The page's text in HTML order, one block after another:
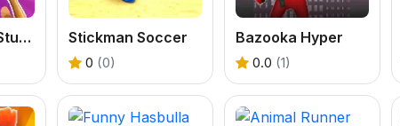
Woodturning Studio Stickman Soccer
0 (0)
Bazooka Hyper
0.0 (1)